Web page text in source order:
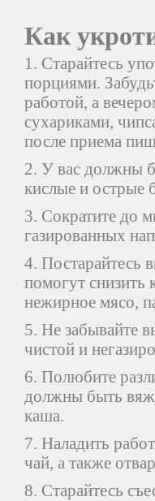
Как
1. Старайтесь
порциями.
работой, а
сухариками,
после приема
2. У вас должны
кислые и острые
3. Сократите до
газированных
4. Постарайтесь
помогут снизить
нежирное мясо,
5. Не забывайте
чистой и
6. Полюбите
должны быть
каша.
7. Наладить
чай, а также
8. Старайтесь